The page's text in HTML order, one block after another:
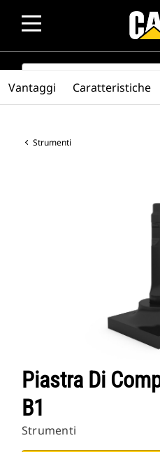
SEARCH
Strumenti
Piastra Di
B1
Strumenti
Vantaggi Caratteristiche